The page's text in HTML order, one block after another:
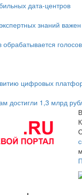
дата-центров
знаний важен
цифровых
достигли 1,3 млрд